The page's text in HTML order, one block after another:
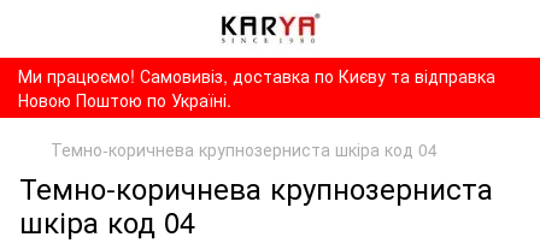
Ми працюємо! Самовивіз, доставка по Києву та відправка
Новою Поштою по Україні.
Темно-коричнева крупнозерниста шкіра код 04
Темно-коричнева крупнозерниста
шкіра код 04